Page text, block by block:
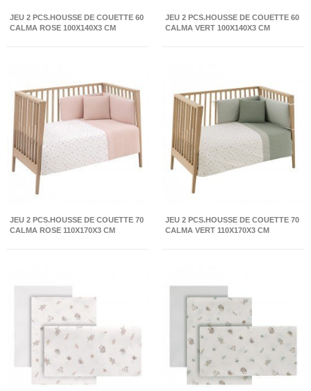
JEU 2 PCS.HOUSSE DE COUETTE 60
CALMA ROSE 100X140X3 CM
JEU 2 PCS.HOUSSE DE COUETTE 60
CALMA VERT 100X140X3 CM
JEU 2 PCS.HOUSSE DE COUETTE 70
CALMA ROSE 110X170X3 CM
JEU 2 PCS.HOUSSE DE COUETTE 70
CALMA VERT 110X170X3 CM